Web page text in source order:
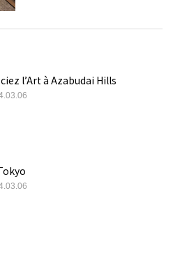
l’Art à Azabudai Hills